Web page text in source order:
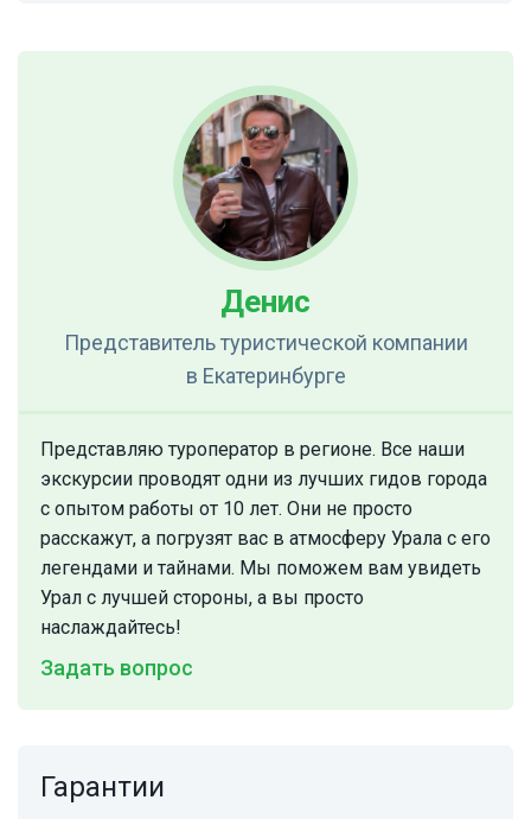
Денис
Представитель туристической компании
в Екатеринбурге
Представляю туроператор в регионе. Все наши
экскурсии проводят одни из лучших гидов города
с опытом работы от 10 лет. Они не просто
расскажут, а погрузят вас в атмосферу Урала с его
легендами и тайнами. Мы поможем вам увидеть
Урал с лучшей стороны, а вы просто
наслаждайтесь!
Задать вопрос
Гарантии